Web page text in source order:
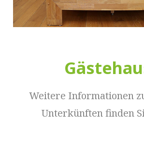
Weitere Informationen
Unterkünften finden